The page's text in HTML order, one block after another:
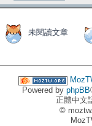
未閱讀文章
Powered by phpBB
正體中文
©